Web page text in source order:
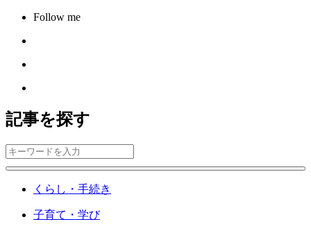
Follow me
記事を探す
くらし・手続き
子育て・学び